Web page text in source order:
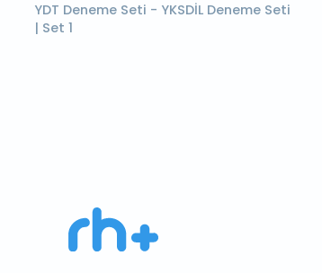
YDT Deneme Seti - YKSDİL Deneme Seti
| Set 1